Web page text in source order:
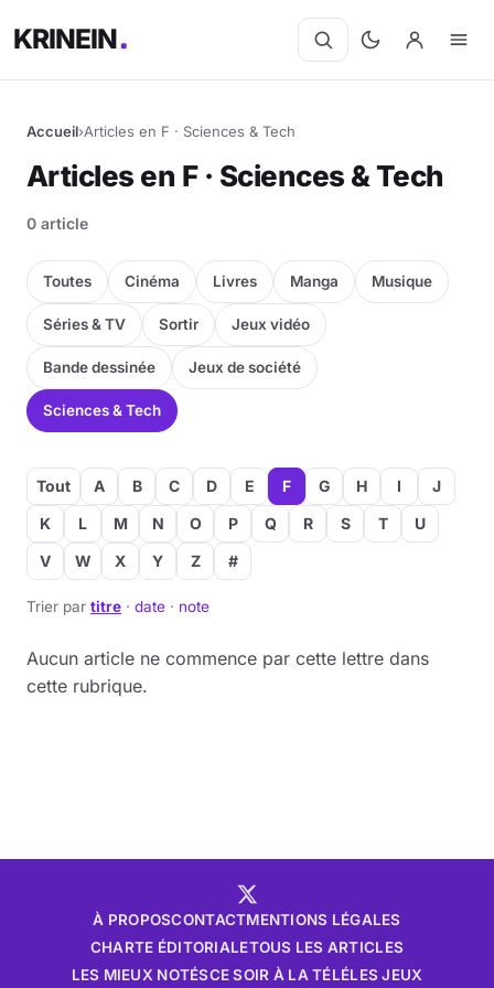
KRINEIN
Cinéma
Séries
Manga
BD
Livres
Jeux vidéo
Jeux de société
Musique
Sciences & Tech
Accueil›Articles en F · Sciences & Tech
Articles en F · Sciences & Tech
0 article
Toutes Cinéma Livres Manga Musique
Séries & TV Sortir Jeux vidéo
Bande dessinée Jeux de société
Sciences & Tech
Tout A B C D E F G H I
J
K
L M N O P Q R S T
U
V
W X Y Z #
Trier par titre · date · note
Aucun article ne commence par cette lettre dans
cette rubrique.
À PROPOSCONTACTMENTIONS LÉGALES
CHARTE ÉDITORIALETOUS LES ARTICLES
LES MIEUX NOTÉSCE SOIR À LA TÉLÉLES JEUX